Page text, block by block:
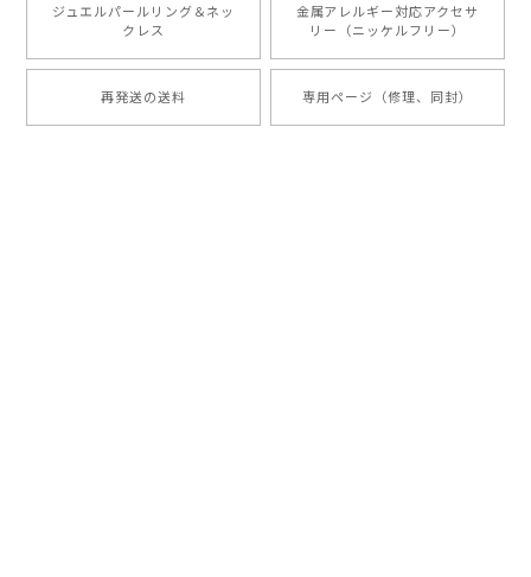
ジュエルパールリング＆ネッ
クレス
金属アレルギー対応アクセサ
リー（ニッケルフリー）
再発送の送料 専用ページ（修理、同封）